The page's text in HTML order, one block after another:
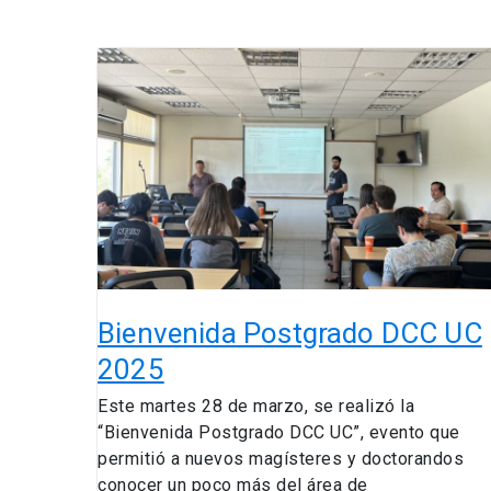
Bienvenida Postgrado DCC UC
2025
Este martes 28 de marzo, se realizó la
“Bienvenida Postgrado DCC UC”, evento que
permitió a nuevos magísteres y doctorandos
conocer un poco más del área de
Bienvenida
Postgrado
DCC
UC
2025